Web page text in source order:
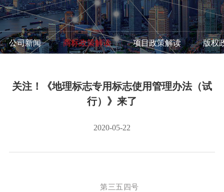
公司新闻 / 商标政策解读 / 项目政策解读 / 版权
关注！《地理标志专用标志使用管理办法（试
行）》来了
2020-05-22
第三五四号